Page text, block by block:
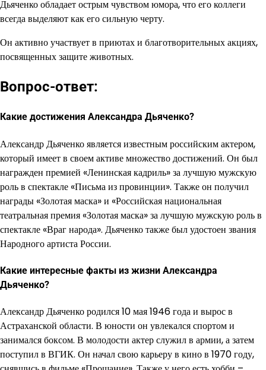
Дьяченко обладает острым чувством юмора, что его коллеги
всегда выделяют как его сильную черту.
Он активно участвует в приютах и благотворительных акциях,
посвященных защите животных.
Вопрос-ответ:
Какие достижения Александра Дьяченко?
Александр Дьяченко является известным российским актером,
который имеет в своем активе множество достижений. Он был
награжден премией «Ленинская кадриль» за лучшую мужскую
роль в спектакле «Письма из провинции». Также он получил
награды «Золотая маска» и «Российская национальная
театральная премия «Золотая маска» за лучшую мужскую роль в
спектакле «Враг народа». Дьяченко также был удостоен звания
Народного артиста России.
Какие интересные факты из жизни Александра
Дьяченко?
Александр Дьяченко родился 10 мая 1946 года и вырос в
Астраханской области. В юности он увлекался спортом и
занимался боксом. В молодости актер служил в армии, а затем
поступил в ВГИК. Он начал свою карьеру в кино в 1970 году,